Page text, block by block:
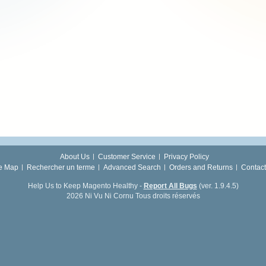
About Us Customer Service
Privacy Policy
Map
Rechercher un terme Advanced Search Orders and Returns
Help Us to Keep Magento Healthy - Report All Bugs (ver. 1.9.4.5)
2026 Ni Vu Ni Cornu Tous droits réservés